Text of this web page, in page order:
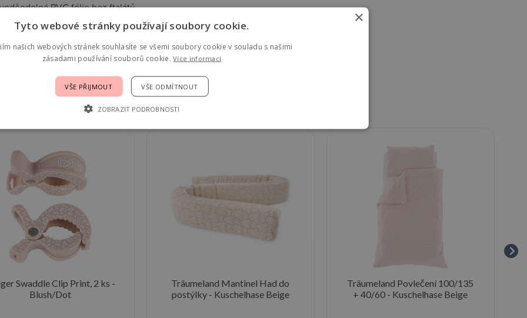
PVC fólie bez ftalátů
termo rouno
50 x 70 cm
Swaddle Clip Print, 2 ks -
Blush/Dot
Träumeland Mantinel Had do
postýlky - Kuschelhase Beige
Träumeland Povlečení 100/135
+ 40/60 - Kuschelhase Beige
×
Tyto webové stránky používají soubory cookie.
našich webových stránek souhlasíte se všemi soubory cookie v souladu s našimi
zásadami používání souborů cookie.Více informací
VŠE PŘIJMOUT VŠE ODMÍTNOUT
ZOBRAZIT PODROBNOSTI